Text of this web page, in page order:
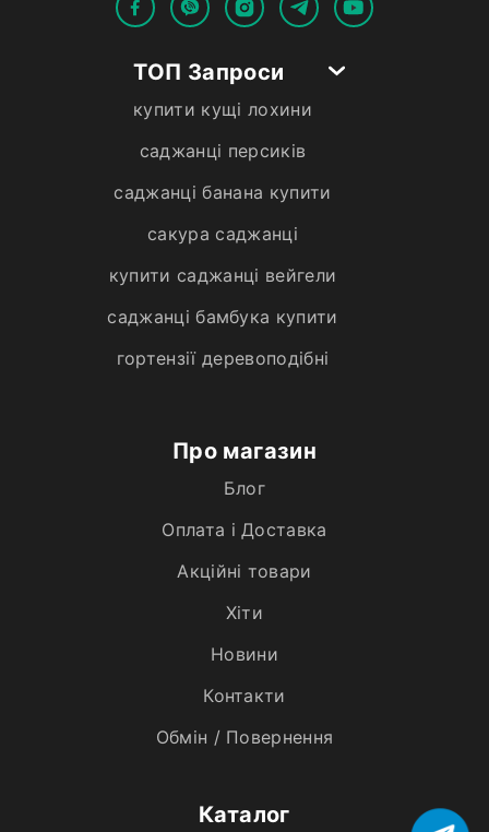
ТОП Запроси
купити кущі лохини
саджанці персиків
саджанці банана купити
сакура саджанці
купити саджанці вейгели
саджанці бамбука купити
гортензії деревоподібні
Про магазин
Блог
Оплата і Доставка
Акційні товари
Хiти
Новини
Контакти
Обмін / Повернення
Каталог